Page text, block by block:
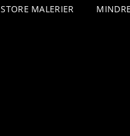
STORE MALERIER